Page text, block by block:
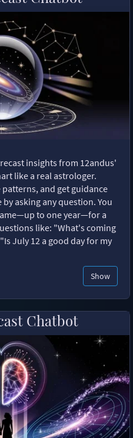
insights from 12andus'
like a real astrologer.
and get guidance
asking any question. You
to one year—for a
like: "What's coming
July 12 a good day for my
Show
Chatbot